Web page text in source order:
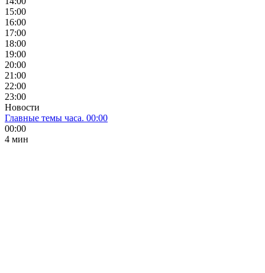
15:00
16:00
17:00
18:00
19:00
20:00
21:00
22:00
23:00
Новости
Главные темы часа. 00:00
00:00
4 мин